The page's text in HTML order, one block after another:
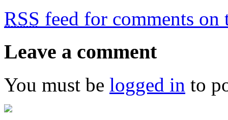
RSS feed for comments on
Leave a comment
You must be logged in to